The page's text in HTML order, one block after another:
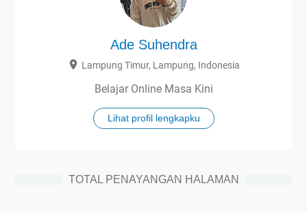
Ade Suhendra
Lampung Timur, Lampung, Indonesia
Belajar Online Masa Kini
Lihat profil lengkapku
TOTAL PENAYANGAN HALAMAN